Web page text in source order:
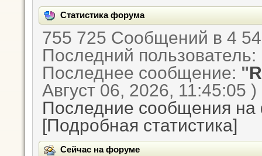
Статистика форума
755 725 Сообщений в 4
Последний пользователь:
Последнее сообщение: "
Август 06, 2026, 11:45:05 )
Последние сообщения
[Подробная статистика]
Сейчас на форуме